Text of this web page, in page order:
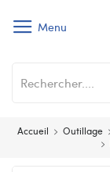
Menu
Accueil Outillage